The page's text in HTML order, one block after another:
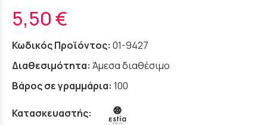
5,50 €
Κωδικός Προϊόντος: 01-9427
Διαθεσιμότητα: Άμεσα διαθέσιμο
Βάρος σε γραμμάρια: 100
Κατασκευαστής: